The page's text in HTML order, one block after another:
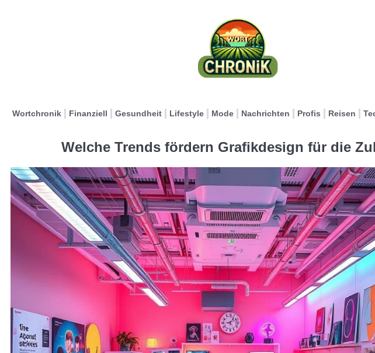
Wortchronik Finanziell Gesundheit Lifestyle Mode Nachrichten Profis Reisen
Welche Trends fördern Grafikdesign für die